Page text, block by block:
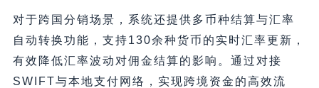
对于跨国分销场景，系统还提供多币种结算与汇率
自动转换功能，支持130余种货币的实时汇率更新，
有效降低汇率波动对佣金结算的影响。通过对接
SWIFT与本地支付网络，实现跨境资金的高效流